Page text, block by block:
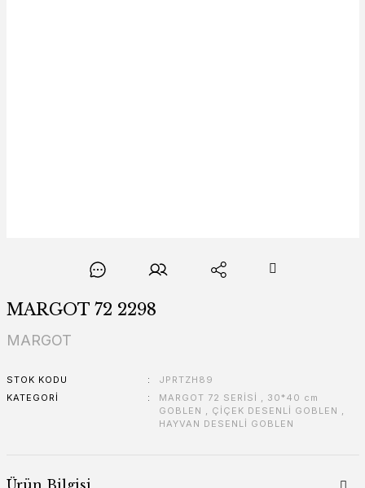
MARGOT 72 2298
MARGOT
STOK KODU
JPRTZH89
KATEGORI
MARGOT 72 SERİSİ , 30*40 cm
GOBLEN , ÇİÇEK DESENLİ GOBLEN ,
HAYVAN DESENLİ GOBLEN
Ürün Bilgisi